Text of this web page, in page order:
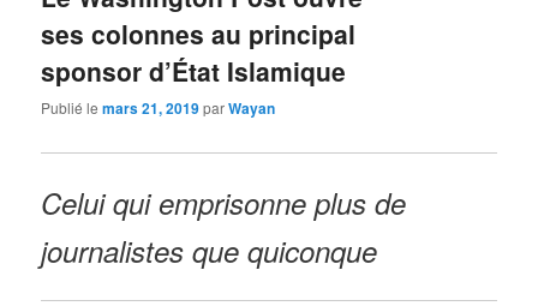
ses colonnes au principal
sponsor d’État Islamique
Publié lemars 21, 2019parWayan
Celui qui emprisonne plus de
journalistes que quiconque